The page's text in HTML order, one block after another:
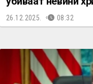
26.12.2025. 08:32